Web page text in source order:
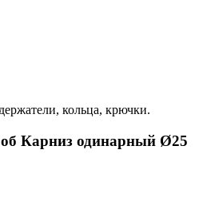
кольца, крючки.
Карниз одинарный Ø25